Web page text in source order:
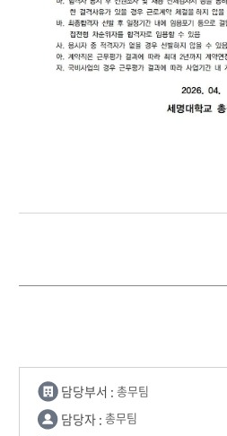
담당부서 : 총무팀
담당자 : 총무팀